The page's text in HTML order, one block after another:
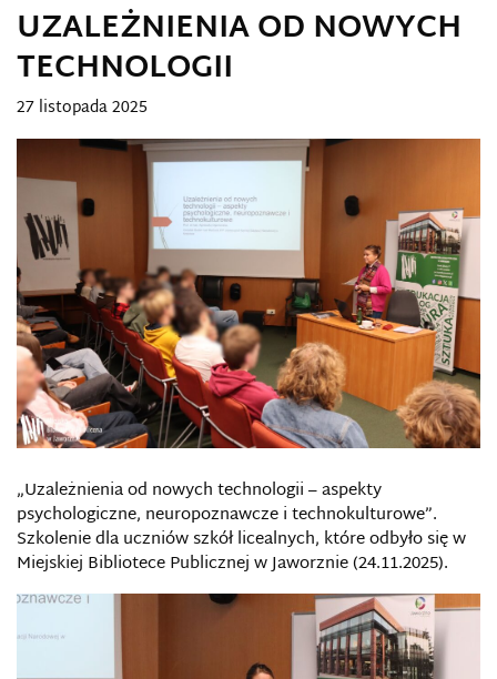
UZALEŻNIENIA OD NOWYCH
TECHNOLOGII
27 listopada 2025
„Uzależnienia od nowych technologii – aspekty
psychologiczne, neuropoznawcze i technokulturowe”.
Szkolenie dla uczniów szkół licealnych, które odbyło się w
Miejskiej Bibliotece Publicznej w Jaworznie (24.11.2025).